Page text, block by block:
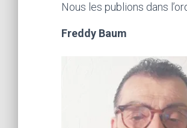
Nous les publions dans
Freddy Baum